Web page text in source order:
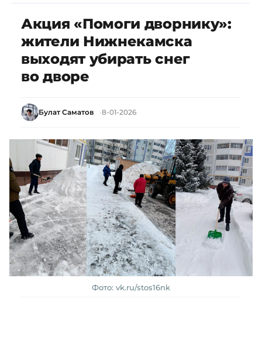
Акция «Помоги дворнику»:
жители Нижнекамска
выходят убирать снег
во дворе
Булат Саматов 8-01-2026
Фото: vk.ru/stos16nk